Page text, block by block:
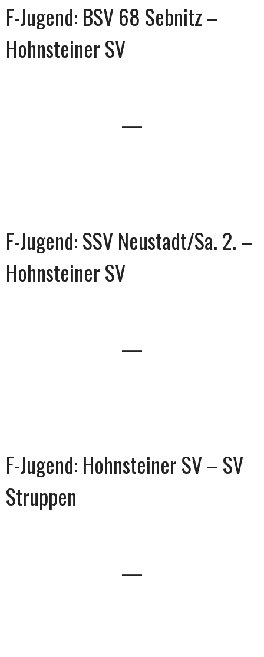
F-Jugend: BSV 68 Sebnitz –
Hohnsteiner SV
—
F-Jugend: SSV Neustadt/Sa. 2. –
Hohnsteiner SV
—
F-Jugend: Hohnsteiner SV – SV
Struppen
—